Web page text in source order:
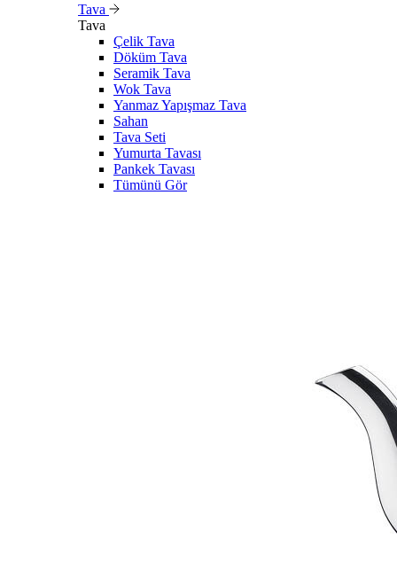
Tava
Tava
Çelik Tava
Döküm Tava
Seramik Tava
Wok Tava
Yanmaz Yapışmaz Tava
Sahan
Tava Seti
Yumurta Tavası
Pankek Tavası
Tümünü Gör